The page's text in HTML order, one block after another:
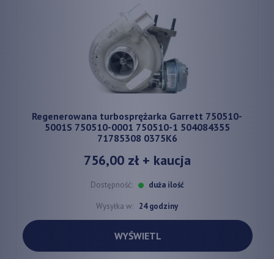
Regenerowana turbosprężarka Garrett 750510-
5001S 750510-0001 750510-1 504084355
71785308 0375K6
756,00 zł+ kaucja
Dostępność: duża ilość
Wysyłka w: 24 godziny
WYŚWIETL